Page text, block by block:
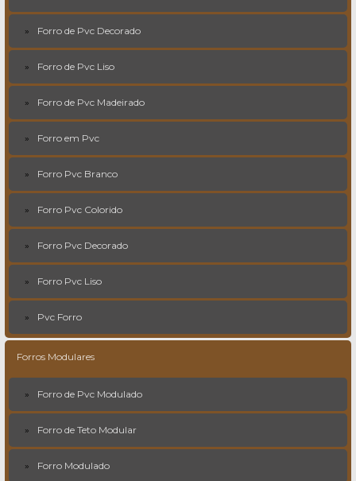
Forro de Pvc Decorado
Forro de Pvc Liso
Forro de Pvc Madeirado
Forro em Pvc
Forro Pvc Branco
Forro Pvc Colorido
Forro Pvc Decorado
Forro Pvc Liso
Pvc Forro
Forros Modulares
Forro de Pvc Modulado
Forro de Teto Modular
Forro Modulado